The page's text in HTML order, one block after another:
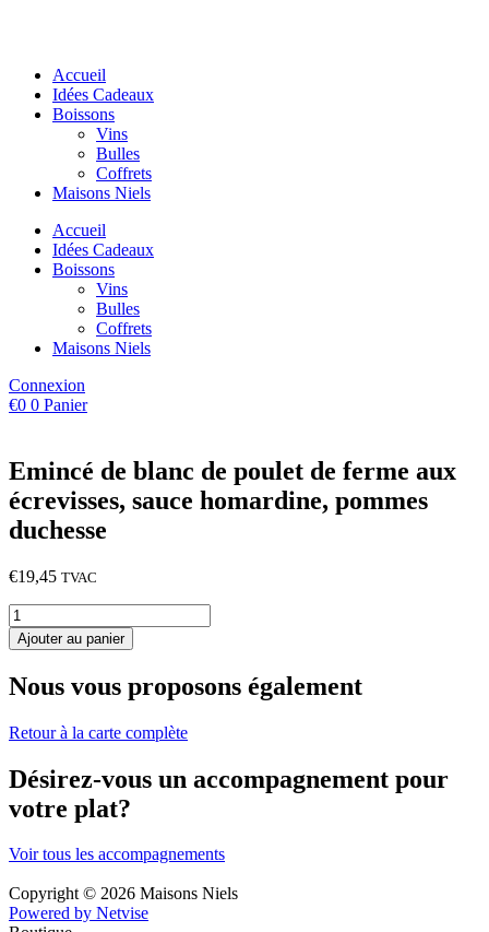
Accueil
Idées Cadeaux
Boissons
Vins
Bulles
Coffrets
Maisons Niels
Accueil
Idées Cadeaux
Boissons
Vins
Bulles
Coffrets
Maisons Niels
Connexion
€0 0 Panier
Emincé de blanc de poulet de ferme aux
écrevisses, sauce homardine, pommes
duchesse
€19,45 TVAC
quantité
de
Emincé
blanc
poulet
ferme
aux
écrevisses,
homardine,
pommes
duchesse
Ajouter au panier
Nous vous proposons également
Retour à la carte complète
Désirez-vous un accompagnement pour
votre plat?
Voir tous les accompagnements
Copyright © 2026 Maisons Niels
Powered by Netvise